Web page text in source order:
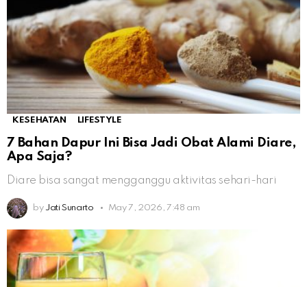
KESEHATAN LIFESTYLE
7 Bahan Dapur Ini Bisa Jadi Obat Alami Diare,
Apa Saja?
Diare bisa sangat mengganggu aktivitas sehari-hari
by Jati Sunarto May 7, 2026, 7:48 am